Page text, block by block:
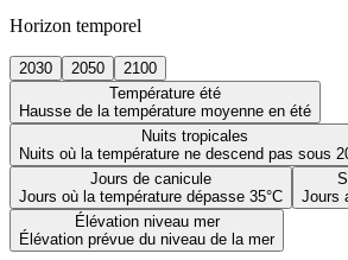
Horizon temporel
2030 2050
2100
Température été
Hausse de la température moyenne en été
Nuits tropicales
Nuits où la température ne descend pas sous
Jours de canicule
Jours où la température dépasse 35°C
Jours
Élévation niveau mer
Élévation prévue du niveau de la mer